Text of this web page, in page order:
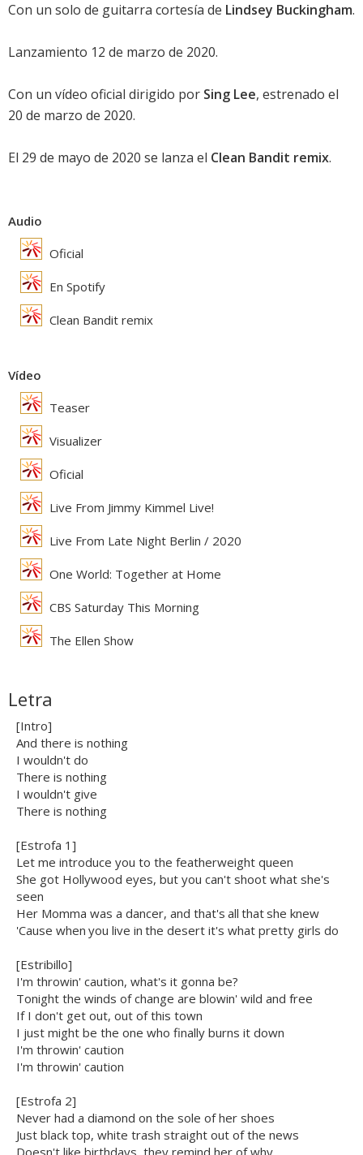
Con un solo de guitarra cortesía de Lindsey Buckingham.
Lanzamiento 12 de marzo de 2020.
Con un vídeo oficial dirigido por Sing Lee, estrenado el
20 de marzo de 2020.
El 29 de mayo de 2020 se lanza el Clean Bandit remix.
Audio
Oficial
En Spotify
Clean Bandit remix
Vídeo
Teaser
Visualizer
Oficial
Live From Jimmy Kimmel Live!
Live From Late Night Berlin / 2020
One World: Together at Home
CBS Saturday This Morning
The Ellen Show
Letra
[Intro]
And there is nothing
I wouldn't do
There is nothing
I wouldn't give
There is nothing
[Estrofa 1]
Let me introduce you to the featherweight queen
She got Hollywood eyes, but you can't shoot what she's
seen
Her Momma was a dancer, and that's all that she knew
'Cause when you live in the desert it's what pretty girls do
[Estribillo]
I'm throwin' caution, what's it gonna be?
Tonight the winds of change are blowin' wild and free
If I don't get out, out of this town
I just might be the one who finally burns it down
I'm throwin' caution
I'm throwin' caution
[Estrofa 2]
Never had a diamond on the sole of her shoes
Just black top, white trash straight out of the news